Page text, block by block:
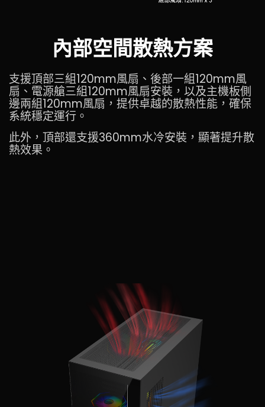
內部空間散熱方案
支援頂部三組120mm風扇、後部一組120mm風
扇、電源艙三組120mm風扇安裝，以及主機板側
邊兩組120mm風扇，提供卓越的散熱性能，確保
系統穩定運行。
此外，頂部還支援360mm水冷安裝，顯著提升散
熱效果。